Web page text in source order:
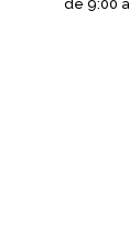
de 9:00